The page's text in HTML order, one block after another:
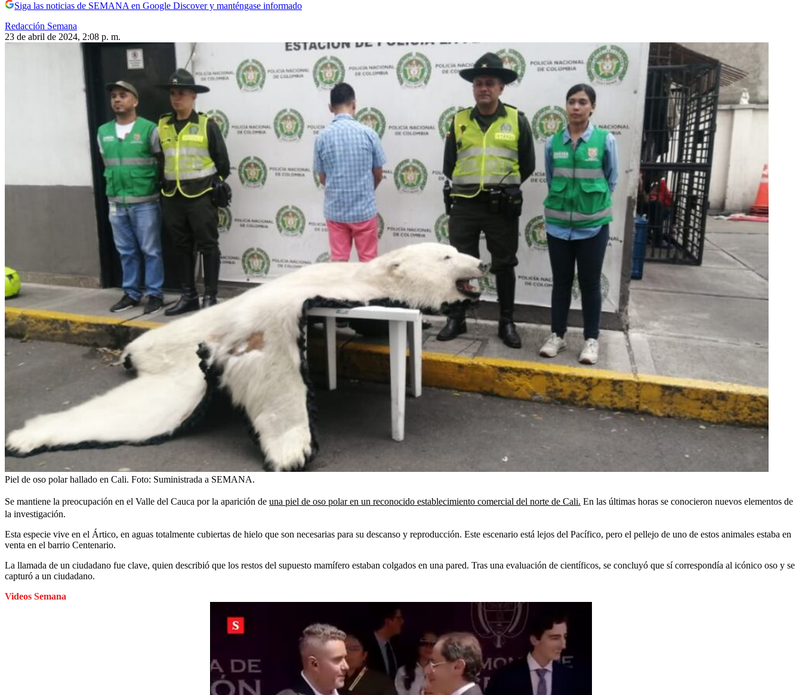
Siga las noticias de SEMANA en Google Discover y manténgase informado
Redacción Semana
23 de abril de 2024, 2:08 p. m.
Piel de oso polar hallado en Cali. Foto: Suministrada a SEMANA.
Se mantiene la preocupación en el Valle del Cauca por la aparición de una piel de oso polar en un reconocido establecimiento comercial del norte de Cali. En las últimas horas se conocieron nuevos elementos de
la investigación.
Esta especie vive en el Ártico, en aguas totalmente cubiertas de hielo que son necesarias para su descanso y reproducción. Este escenario está lejos del Pacífico, pero el pellejo de uno de estos animales estaba en
venta en el barrio Centenario.
La llamada de un ciudadano fue clave, quien describió que los restos del supuesto mamífero estaban colgados en una pared. Tras una evaluación de científicos, se concluyó que sí correspondía al icónico oso y se
capturó a un ciudadano.
Videos Semana